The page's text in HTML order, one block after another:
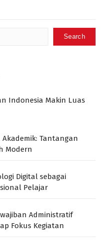
Search
Indonesia Makin Luas
Tantangan
Modern
Digital sebagai
Pelajar
Administratif
Fokus Kegiatan